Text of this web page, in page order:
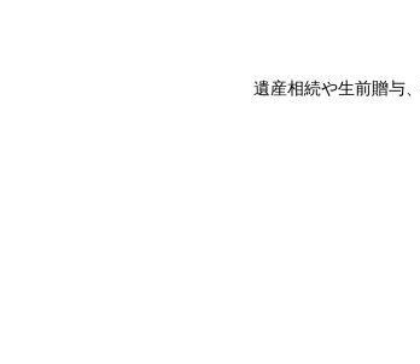
遺産相続や生前贈与